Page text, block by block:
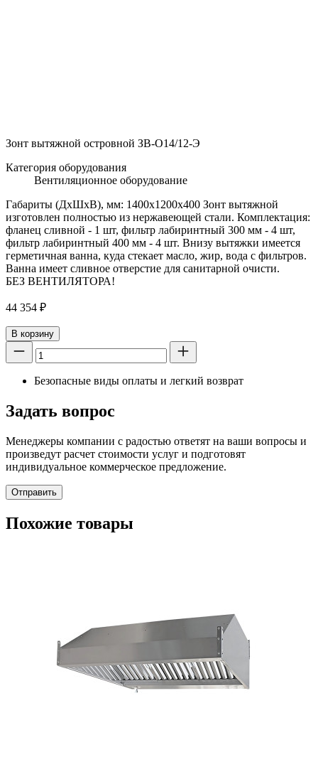
Зонт вытяжной островной ЗВ-О14/12-Э
Категория оборудования
Вентиляционное оборудование
Габариты (ДхШхВ), мм: 1400х1200х400 Зонт вытяжной
изготовлен полностью из нержавеющей стали. Комплектация:
фланец сливной - 1 шт, фильтр лабиринтный 300 мм - 4 шт,
фильтр лабиринтный 400 мм - 4 шт. Внизу вытяжки имеется
герметичная ванна, куда стекает масло, жир, вода с фильтров.
Ванна имеет сливное отверстие для санитарной очисти.
БЕЗ ВЕНТИЛЯТОРА!
44 354 ₽
В корзину
Безопасные виды оплаты и легкий возврат
Задать вопрос
Менеджеры компании с радостью ответят на ваши вопросы и
произведут расчет стоимости услуг и подготовят
индивидуальное коммерческое предложение.
Отправить
Похожие товары